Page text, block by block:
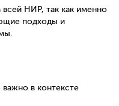
всей НИР, так как именно
подходы и
важно в контексте